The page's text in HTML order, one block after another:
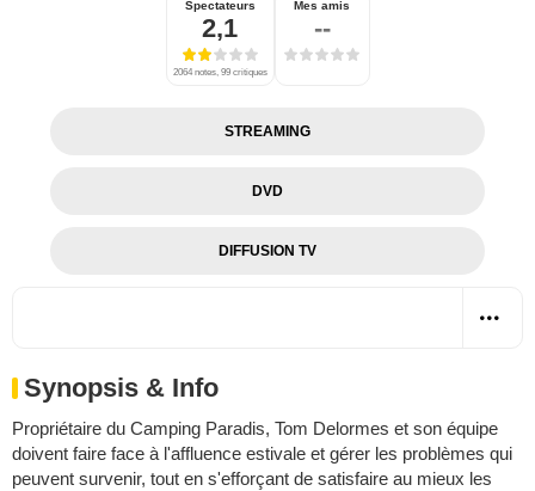
Spectateurs
2,1
2064 notes, 99 critiques
Mes amis
--
STREAMING
DVD
DIFFUSION TV
Synopsis & Info
Propriétaire du Camping Paradis, Tom Delormes et son équipe
doivent faire face à l'affluence estivale et gérer les problèmes qui
peuvent survenir, tout en s'efforçant de satisfaire au mieux les